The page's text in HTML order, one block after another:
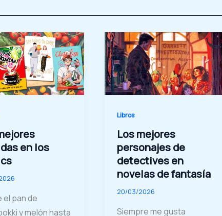
en los
el pan de
y melón hasta
Libros
Los mejores
personajes de
detectives en
novelas de fantasía
20/03/2026
Siempre me gusta